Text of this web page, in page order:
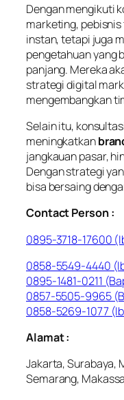
Dengan mengikuti
marketing,
instan, tetapi juga
pengetahuan yang
panjang. Mereka
strategi digital
mengembangkan
Selain itu,
meningkatkan
jangkauan pasar,
Dengan strategi
bisa bersaing
Contact Person :
0895-3718-17600
0858-5549-4440
0895-1481-0211
0857-5505-9965
0858-5269-1077
Alamat :
Jakarta, Surabaya,
Semarang,